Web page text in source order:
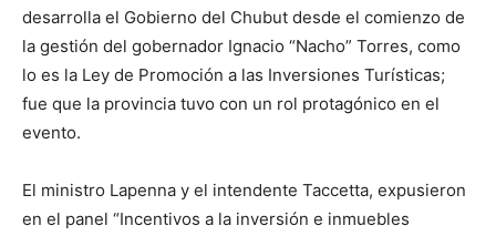
desarrolla el Gobierno del Chubut desde el comienzo de
la gestión del gobernador Ignacio “Nacho” Torres, como
lo es la Ley de Promoción a las Inversiones Turísticas;
fue que la provincia tuvo con un rol protagónico en el
evento.
El ministro Lapenna y el intendente Taccetta, expusieron
en el panel “Incentivos a la inversión e inmuebles